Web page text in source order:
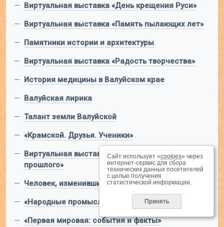
— Виртуальная выставка «День крещения Руси»
— Виртуальная выставка «Память пылающих лет»
— Памятники истории и архитектуры
— Виртуальная выставка «Радость творчества»
— История медицины в Валуйском крае
— Валуйская лирика
— Талант земли Валуйской
— «Крамской. Друзья. Ученики»
— Виртуальная выставка «Ностальгия из
прошлого»
— Человек, изменивший мир
— «Народные промыслы»
— «Первая мировая: события и факты»
Сайт использует «cookies» через
интернет-сервис для сбора
технических данных посетителей
с целью получения
статистической информации.
Принять